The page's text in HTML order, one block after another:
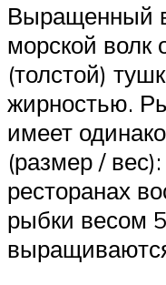
Выращенный
морской волк
(толстой)
жирностью.
имеет
(размер /
ресторанах
рыбки весом